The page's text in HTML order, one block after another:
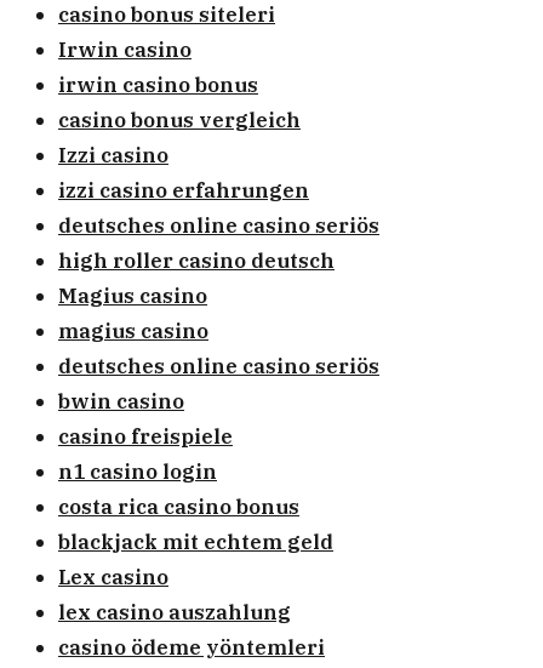
casino bonus siteleri
Irwin casino
irwin casino bonus
casino bonus vergleich
Izzi casino
izzi casino erfahrungen
deutsches online casino seriös
high roller casino deutsch
Magius casino
magius casino
deutsches online casino seriös
bwin casino
casino freispiele
n1 casino login
costa rica casino bonus
blackjack mit echtem geld
Lex casino
lex casino auszahlung
casino ödeme yöntemleri